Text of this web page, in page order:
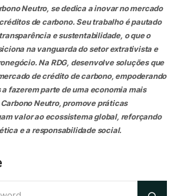
Neutro, se dedica a inovar no mercado
de carbono. Seu trabalho é pautado
e sustentabilidade, o que o
na vanguarda do setor extrativista e
Na RDG, desenvolve soluções que
de crédito de carbono, empoderando
fazerem parte de uma economia mais
Neutro, promove práticas
valor ao ecossistema global, reforçando
e a responsabilidade social.